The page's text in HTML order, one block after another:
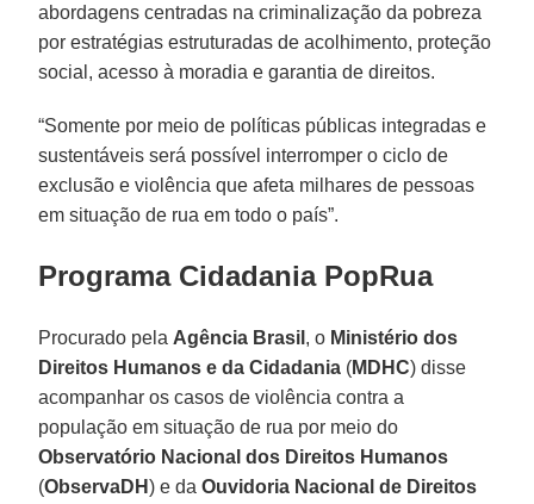
abordagens centradas na criminalização da pobreza
por estratégias estruturadas de acolhimento, proteção
social, acesso à moradia e garantia de direitos.
“Somente por meio de políticas públicas integradas e
sustentáveis será possível interromper o ciclo de
exclusão e violência que afeta milhares de pessoas
em situação de rua em todo o país”.
Programa Cidadania PopRua
Procurado pela Agência Brasil , o Ministério dos
Direitos Humanos e da Cidadania (MDHC) disse
acompanhar os casos de violência contra a
população em situação de rua por meio do
Observatório Nacional dos Direitos Humanos
(ObservaDH) e daOuvidoria Nacional de Direitos